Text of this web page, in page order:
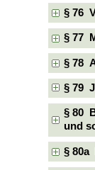
§ 76
§ 77
§ 78
§ 79
§ 80
und
§ 80a